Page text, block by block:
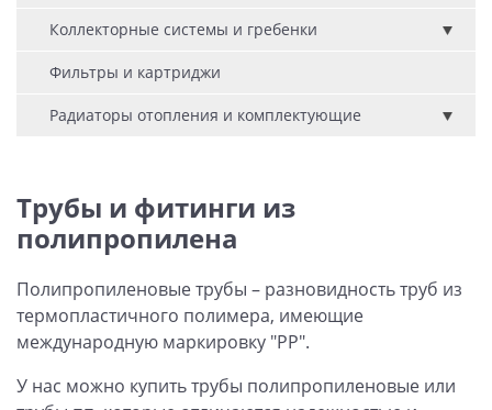
Коллекторные системы и гребенки
Фильтры и картриджи
Радиаторы отопления и комплектующие
Трубы и фитинги из
полипропилена
Полипропиленовые трубы – разновидность труб из
термопластичного полимера, имеющие
международную маркировку "РР".
У нас можно купить трубы полипропиленовые или